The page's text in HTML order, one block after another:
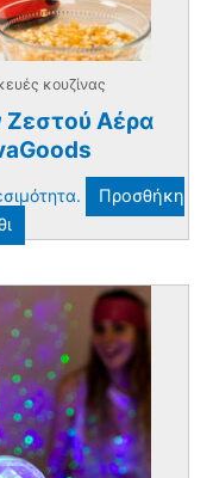
κουζίνας
Αέρα
Προσθήκη